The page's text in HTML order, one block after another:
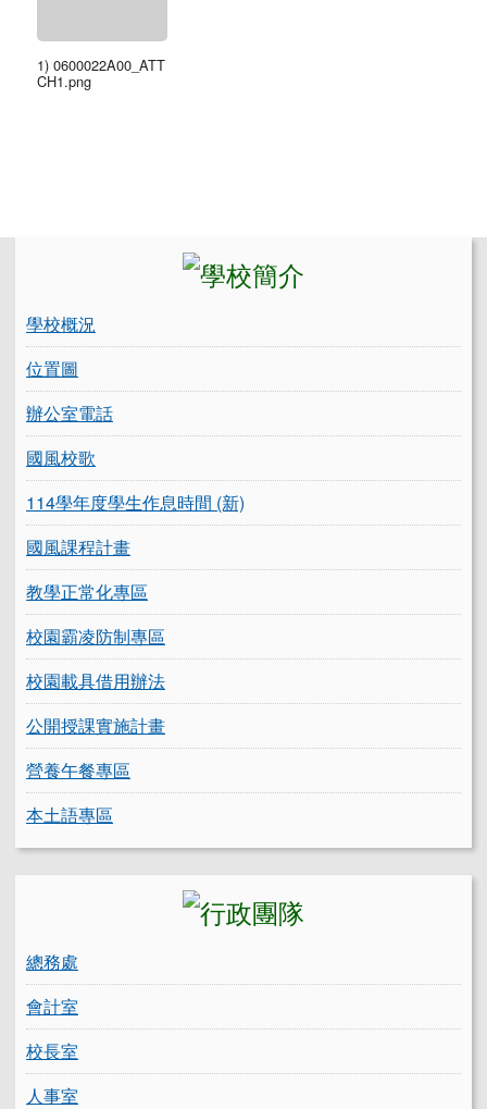
1) 0600022A00_ATT
CH1.png
學校概況
位置圖
辦公室電話
國風校歌
114學年度學生作息時間 (新)
國風課程計畫
教學正常化專區
校園霸凌防制專區
校園載具借用辦法
公開授課實施計畫
營養午餐專區
本土語專區
總務處
會計室
校長室
人事室